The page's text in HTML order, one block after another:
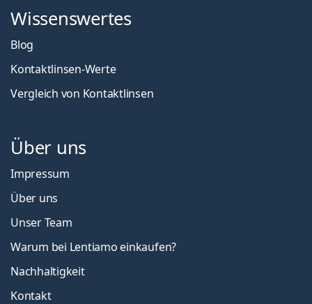
Wissenswertes
Blog
Kontaktlinsen-Werte
Vergleich von Kontaktlinsen
Über uns
Impressum
Über uns
Unser Team
Warum bei Lentiamo einkaufen?
Nachhaltigkeit
Kontakt